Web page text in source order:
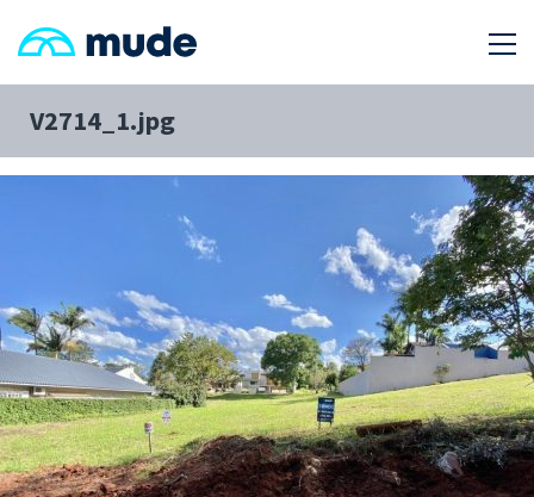
V2714_1.jpg